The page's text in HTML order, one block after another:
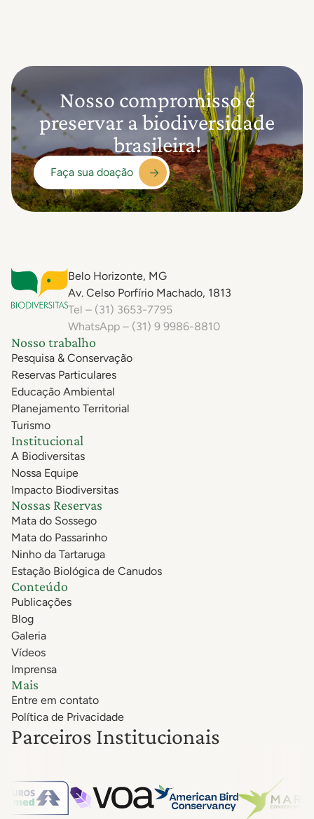
Nosso compromisso é
preservar a biodiversidade
brasileira!
Faça sua doação
Belo Horizonte, MG
Av. Celso Porfírio Machado, 1813
Tel – (31) 3653-7795
WhatsApp – (31) 9 9986-8810
Nosso trabalho
Pesquisa & Conservação
Reservas Particulares
Educação Ambiental
Planejamento Territorial
Turismo
Institucional
A Biodiversitas
Nossa Equipe
Impacto Biodiversitas
Nossas Reservas
Mata do Sossego
Mata do Passarinho
Ninho da Tartaruga
Estação Biológica de Canudos
Parceiros Institucionais
Conteúdo
Publicações
Blog
Galeria
Vídeos
Imprensa
Mais
Entre em contato
Política de Privacidade